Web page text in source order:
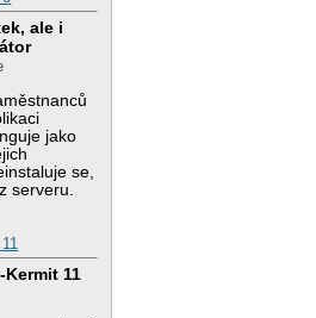
ale i
jako
se,
serveru.
Kermit 11